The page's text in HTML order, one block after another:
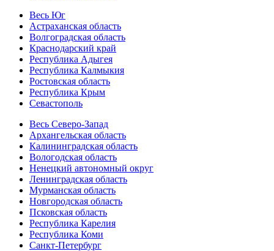
Весь Юг
Астраханская область
Волгоградская область
Краснодарский край
Республика Адыгея
Республика Калмыкия
Ростовская область
Республика Крым
Севастополь
Весь Северо-Запад
Архангельская область
Калининградская область
Вологодская область
Ненецкий автономный округ
Ленинградская область
Мурманская область
Новгородская область
Псковская область
Республика Карелия
Республика Коми
Санкт-Петербург